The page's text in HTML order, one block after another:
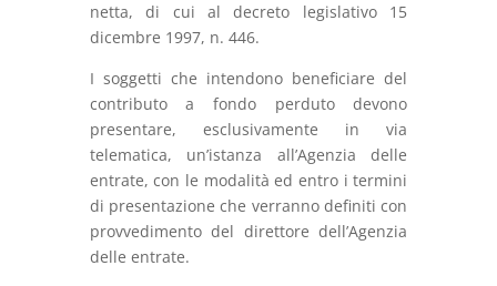
netta, di cui al decreto legislativo 15
dicembre 1997, n. 446.
I soggetti che intendono beneficiare del
contributo a fondo perduto devono
presentare, esclusivamente in via
telematica, un’istanza all’Agenzia delle
entrate, con le modalità ed entro i termini
di presentazione che verranno definiti con
provvedimento del direttore dell’Agenzia
delle entrate.